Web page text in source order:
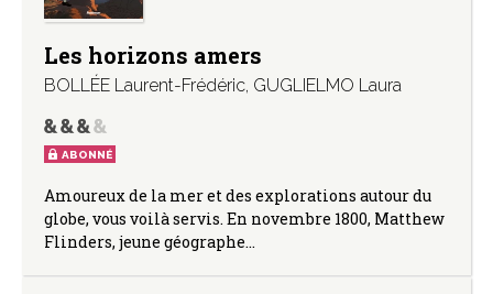
Les horizons amers
BOLLÉE Laurent-Frédéric, GUGLIELMO Laura
ABONNÉ
Amoureux de la mer et des explorations autour du
globe, vous voilà servis. En novembre 1800, Matthew
Flinders, jeune géographe…